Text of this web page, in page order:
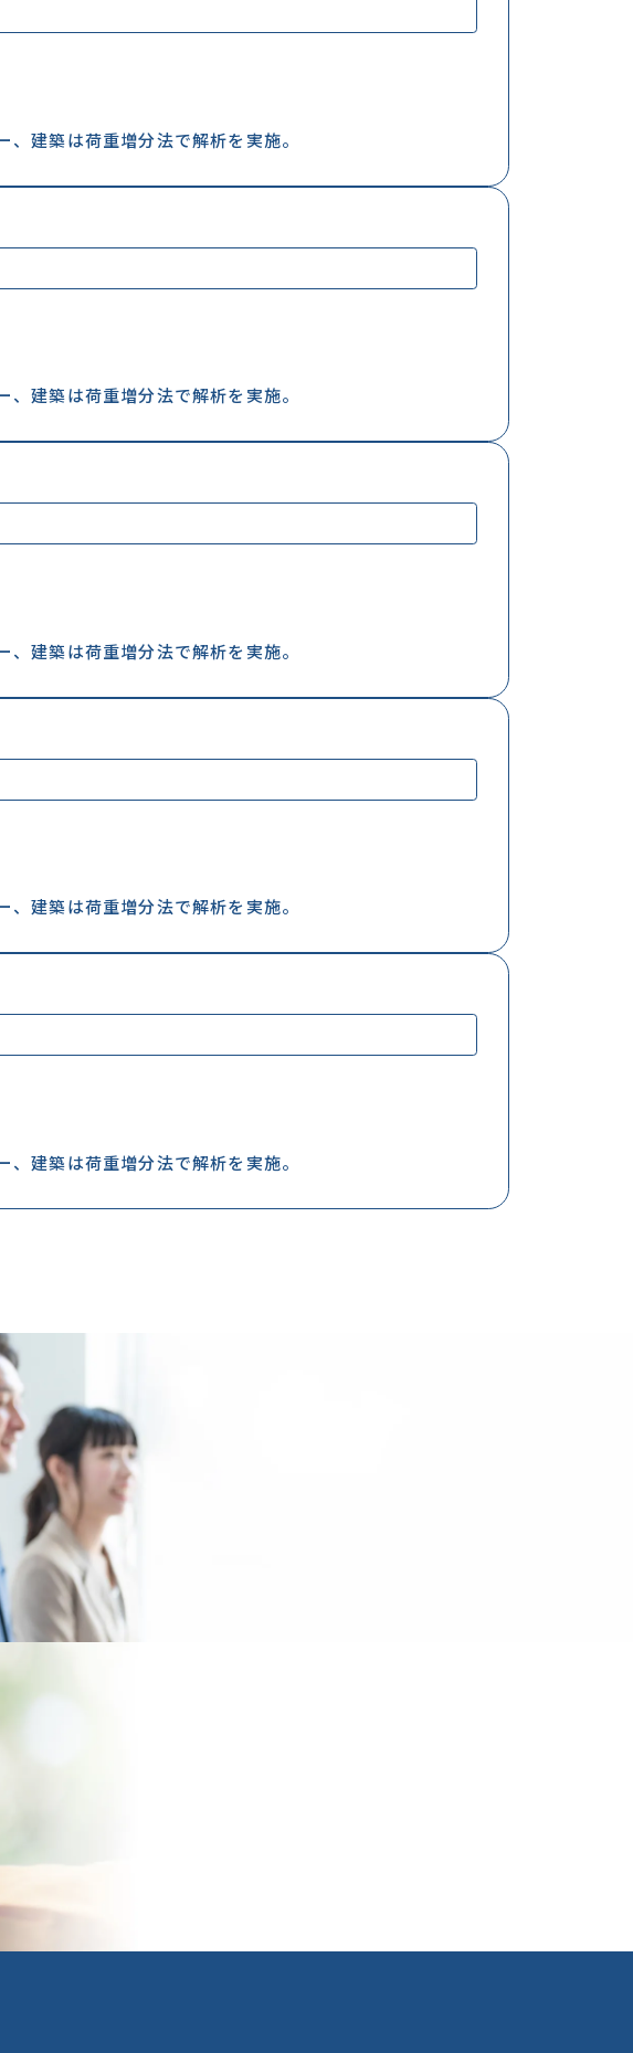
建築は荷重増分法で解析を実施。
建築は荷重増分法で解析を実施。
建築は荷重増分法で解析を実施。
建築は荷重増分法で解析を実施。
建築は荷重増分法で解析を実施。